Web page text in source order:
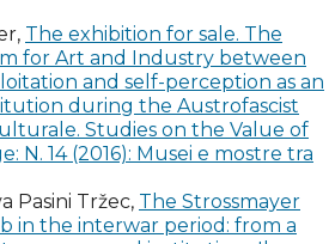
in Mantova negli anni 1856 e
Giovanni Agazzi.
artistica del pittore
le committenze per lo studiolo
«Vitelliana», IV, pp. 57-85.
d’Arco e l’istituzione del Museo
di studio in onore di Carlo
The exhibition for sale. The
for Art and Industry between
and self-perception as an
during the Austrofascist
Studies on the Value of
N. 14 (2016): Musei e mostre tra
Pasini Tržec, The Strossmayer
in the interwar period: from a